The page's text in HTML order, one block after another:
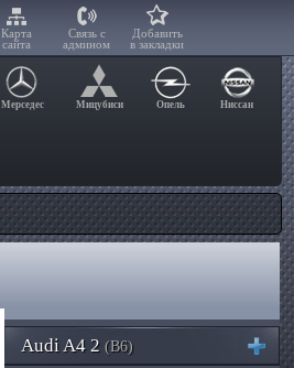
Карта
сайта
Связь с
админом
Добавить
в закладки
Мерседес Мицубиси Опель Ниссан
Audi A4 2 (B6)